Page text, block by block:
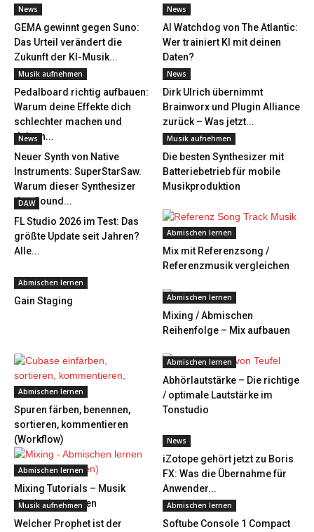
News
GEMA gewinnt gegen Suno:
Das Urteil verändert die
Zukunft der KI-Musik...
News
AI Watchdog von The Atlantic:
Wer trainiert KI mit deinen
Daten?
Musik aufnehmen
Pedalboard richtig aufbauen:
Warum deine Effekte dich
schlechter machen und
deinen...
News
Dirk Ulrich übernimmt
Brainworx und Plugin Alliance
zurück – Was jetzt...
News
Neuer Synth von Native
Instruments: SuperStarSaw.
Warum dieser Synthesizer
den Sound...
Musik aufnehmen
Die besten Synthesizer mit
Batteriebetrieb für mobile
Musikproduktion
DAW
FL Studio 2026 im Test: Das
größte Update seit Jahren?
Alle...
Abmischen lernen
Mix mit Referenzsong /
Referenzmusik vergleichen
Abmischen lernen
Gain Staging Abmischen lernen
Mixing / Abmischen
Reihenfolge – Mix aufbauen
Abmischen lernen
Spuren färben, benennen,
sortieren, kommentieren
(Workflow)
Abmischen lernen
Abhörlautstärke – Die richtige
/ optimale Lautstärke im
Tonstudio
Abmischen lernen
Mixing Tutorials – Musik
abmischen lernen
News
iZotope gehört jetzt zu Boris
FX: Was die Übernahme für
Anwender...
Musik aufnehmen
Welcher Prophet ist der
Abmischen lernen
Softube Console 1 Compact